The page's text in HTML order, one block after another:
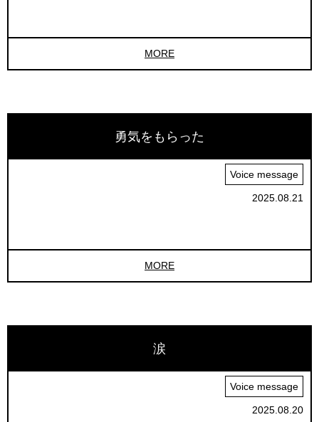
MORE
勇気をもらった
Voice message
2025.08.21
MORE
涙
Voice message
2025.08.20